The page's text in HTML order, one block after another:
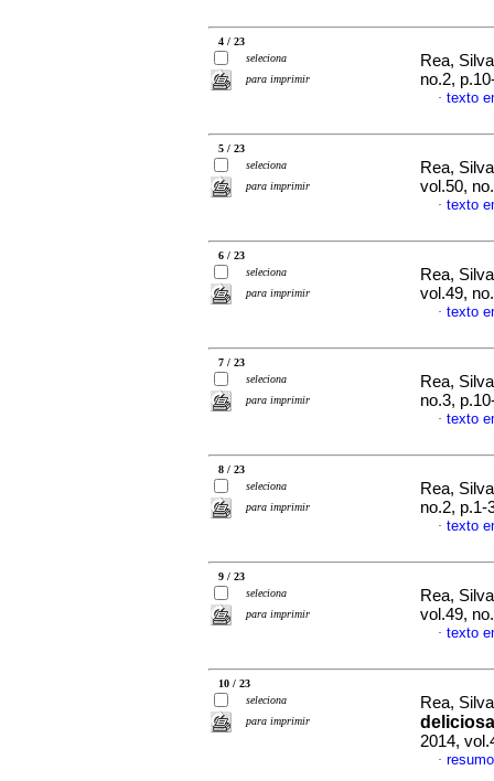
4 / 23
seleciona
para imprimir
Rea,
no.2,
· texto
5 / 23
seleciona
para imprimir
Rea,
vol.50,
· texto
6 / 23
seleciona
para imprimir
Rea,
vol.49,
· texto
7 / 23
seleciona
para imprimir
Rea,
no.3,
· texto
8 / 23
seleciona
para imprimir
Rea,
no.2, p.1-
· texto
9 / 23
seleciona
para imprimir
Rea,
vol.49,
· texto
10 / 23
seleciona
para imprimir
Rea,
2014,
·